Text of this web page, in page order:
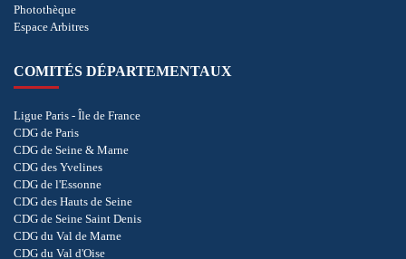
Photothèque
Espace Arbitres
COMITÉS DÉPARTEMENTAUX
Ligue Paris - Île de France
CDG de Paris
CDG de Seine & Marne
CDG des Yvelines
CDG de l'Essonne
CDG des Hauts de Seine
CDG de Seine Saint Denis
CDG du Val de Marne
CDG du Val d'Oise